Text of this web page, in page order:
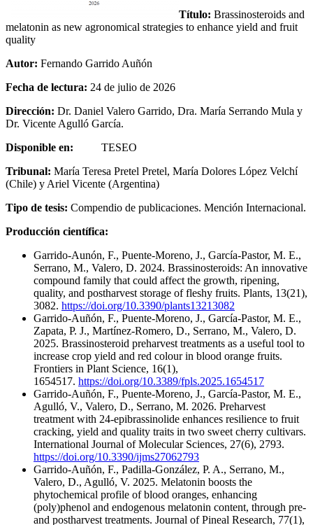
Título: Brassinosteroids and
melatonin as new agronomical strategies to enhance yield and fruit
quality
Autor: Fernando Garrido Auñón
Fecha de lectura: 24 de julio de 2026
Dirección: Dr. Daniel Valero Garrido, Dra. María Serrando Mula y
Dr. Vicente Agulló García.
Disponible en: TESEO
Tribunal: María Teresa Pretel Pretel, María Dolores López Velchí
(Chile) y Ariel Vicente (Argentina)
Tipo de tesis: Compendio de publicaciones. Mención Internacional.
Producción científica:
Garrido-Aunón, F., Puente-Moreno, J., García-Pastor, M. E.,
Serrano, M., Valero, D. 2024. Brassinosteroids: An innovative
compound family that could affect the growth, ripening,
quality, and postharvest storage of fleshy fruits. Plants, 13(21),
3082. https://doi.org/10.3390/plants13213082
Garrido-Auñón, F., Puente-Moreno, J., García-Pastor, M. E.,
Zapata, P. J., Martínez-Romero, D., Serrano, M., Valero, D.
2025. Brassinosteroid preharvest treatments as a useful tool to
increase crop yield and red colour in blood orange fruits.
Frontiers in Plant Science, 16(1),
1654517. https://doi.org/10.3389/fpls.2025.1654517
Garrido-Auñón, F., Puente-Moreno, J., García-Pastor, M. E.,
Agulló, V., Valero, D., Serrano, M. 2026. Preharvest
treatment with 24-epibrassinolide enhances resilience to fruit
cracking, yield and quality traits in two sweet cherry cultivars.
International Journal of Molecular Sciences, 27(6), 2793.
https://doi.org/10.3390/ijms27062793
Garrido-Auñón, F., Padilla-González, P. A., Serrano, M.,
Valero, D., Agulló, V. 2025. Melatonin boosts the
phytochemical profile of blood oranges, enhancing
(poly)phenol and endogenous melatonin content, through pre‐
and postharvest treatments. Journal of Pineal Research, 77(1),